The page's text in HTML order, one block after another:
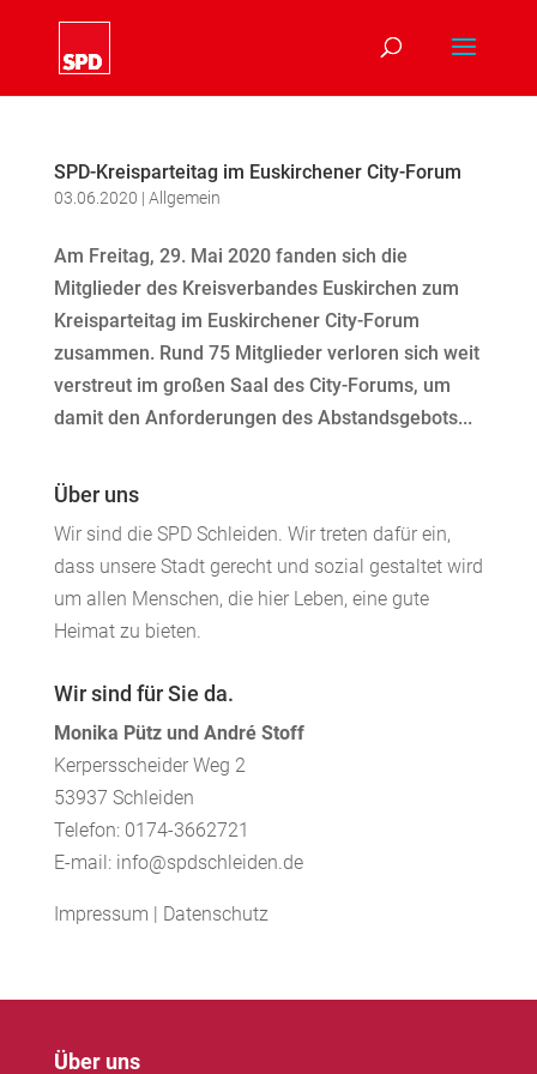
SPD-Kreisparteitag im Euskirchener City-Forum
03.06.2020 | Allgemein
Am Freitag, 29. Mai 2020 fanden sich die
Mitglieder des Kreisverbandes Euskirchen zum
Kreisparteitag im Euskirchener City-Forum
zusammen. Rund 75 Mitglieder verloren sich weit
verstreut im großen Saal des City-Forums, um
damit den Anforderungen des Abstandsgebots...
Über uns
Wir sind die SPD Schleiden. Wir treten dafür ein,
dass unsere Stadt gerecht und sozial gestaltet wird
um allen Menschen, die hier Leben, eine gute
Heimat zu bieten.
Wir sind für Sie da.
Monika Pütz und André Stoff
Kerpersscheider Weg 2
53937 Schleiden
Telefon: 0174-3662721
E-mail: info@spdschleiden.de
Impressum | Datenschutz
Über uns